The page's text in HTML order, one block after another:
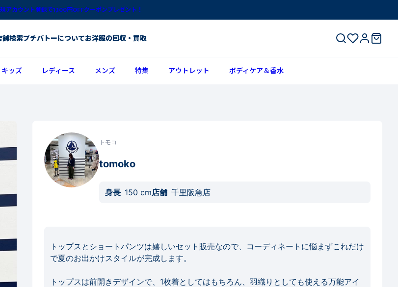
アカウント登録で1,100円OFFクーポンプレゼント！
舗検索プチバトーについてお洋服の回収・買取
キッズ レディース メンズ 特集 アウトレット ボディケア＆香水
トモコ
tomoko
身長 150 cm店舗 千里阪急店
トップスとショートパンツは嬉しいセット販売なので、コーディネートに悩まずこれだけ
で夏のお出かけスタイルが完成します。
トップスは前開きデザインで、1枚着としてはもちろん、羽織りとしても使える万能アイ